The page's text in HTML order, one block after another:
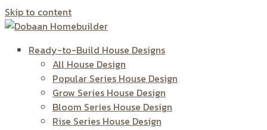
Skip to content
Ready-to-Build House Designs
All House Design
Popular Series House Design
Grow Series House Design
Bloom Series House Design
Rise Series House Design